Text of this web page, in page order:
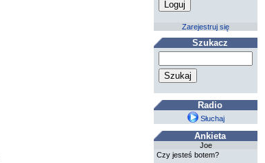
Zarejestruj się
Szukacz
Radio
Słuchaj
Ankieta
Joe
Czy jesteś botem?